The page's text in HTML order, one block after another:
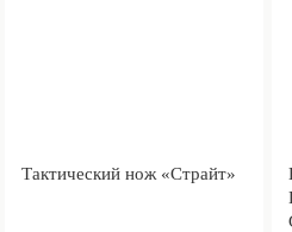
Тактический нож «Страйт»